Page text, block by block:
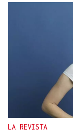
LA REVISTA